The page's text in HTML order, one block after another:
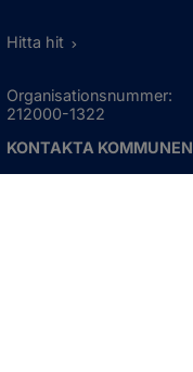
Hitta hit
Organisationsnummer:
212000-1322
KONTAKTA KOMMUNEN